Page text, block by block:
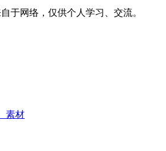
于网络，仅供个人学习、交流。
素材